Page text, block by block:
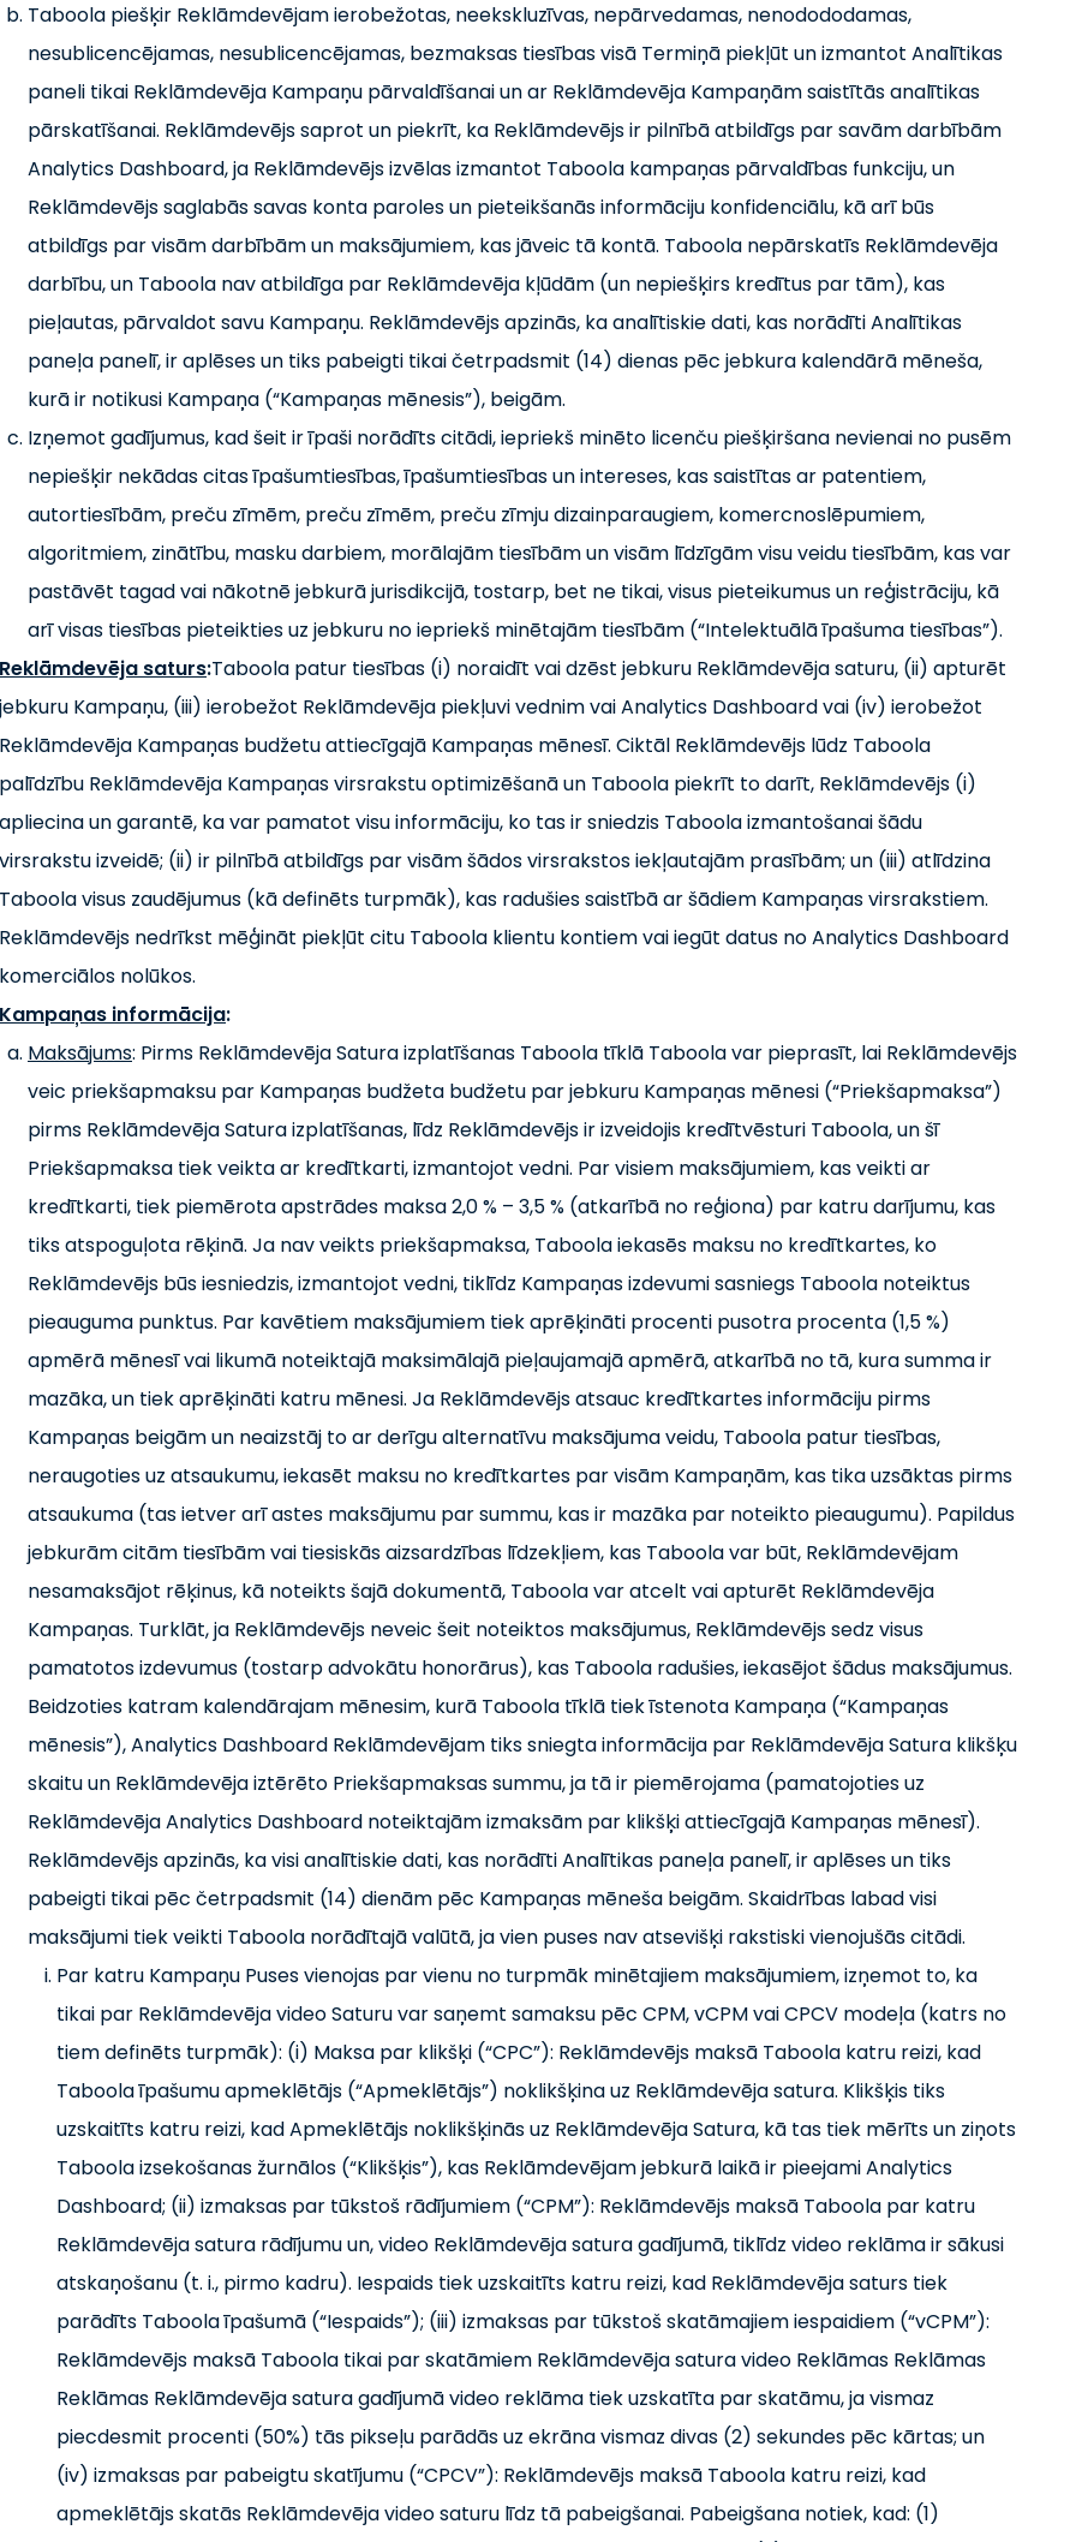
Taboola piešķir Reklāmdevējam ierobežotas, neekskluzīvas, nepārvedamas, nenodododamas,
nesublicencējamas, nesublicencējamas, bezmaksas tiesības visā Termiņā piekļūt un izmantot Analītikas
paneli tikai Reklāmdevēja Kampaņu pārvaldīšanai un ar Reklāmdevēja Kampaņām saistītās analītikas
pārskatīšanai. Reklāmdevējs saprot un piekrīt, ka Reklāmdevējs ir pilnībā atbildīgs par savām darbībām
Analytics Dashboard, ja Reklāmdevējs izvēlas izmantot Taboola kampaņas pārvaldības funkciju, un
Reklāmdevējs saglabās savas konta paroles un pieteikšanās informāciju konfidenciālu, kā arī būs
atbildīgs par visām darbībām un maksājumiem, kas jāveic tā kontā. Taboola nepārskatīs Reklāmdevēja
darbību, un Taboola nav atbildīga par Reklāmdevēja kļūdām (un nepiešķirs kredītus par tām), kas
pieļautas, pārvaldot savu Kampaņu. Reklāmdevējs apzinās, ka analītiskie dati, kas norādīti Analītikas
paneļa panelī, ir aplēses un tiks pabeigti tikai četrpadsmit (14) dienas pēc jebkura kalendārā mēneša,
kurā ir notikusi Kampaņa (“Kampaņas mēnesis”), beigām.
Izņemot gadījumus, kad šeit ir īpaši norādīts citādi, iepriekš minēto licenču piešķiršana nevienai no pusēm
nepiešķir nekādas citas īpašumtiesības, īpašumtiesības un intereses, kas saistītas ar patentiem,
autortiesībām, preču zīmēm, preču zīmēm, preču zīmju dizainparaugiem, komercnoslēpumiem,
algoritmiem, zinātību, masku darbiem, morālajām tiesībām un visām līdzīgām visu veidu tiesībām, kas var
pastāvēt tagad vai nākotnē jebkurā jurisdikcijā, tostarp, bet ne tikai, visus pieteikumus un reģistrāciju, kā
arī visas tiesības pieteikties uz jebkuru no iepriekš minētajām tiesībām (“Intelektuālā īpašuma tiesības”).
Reklāmdevēja saturs:Taboola patur tiesības (i) noraidīt vai dzēst jebkuru Reklāmdevēja saturu, (ii) apturēt
jebkuru Kampaņu, (iii) ierobežot Reklāmdevēja piekļuvi vednim vai Analytics Dashboard vai (iv) ierobežot
Reklāmdevēja Kampaņas budžetu attiecīgajā Kampaņas mēnesī. Ciktāl Reklāmdevējs lūdz Taboola
palīdzību Reklāmdevēja Kampaņas virsrakstu optimizēšanā un Taboola piekrīt to darīt, Reklāmdevējs (i)
apliecina un garantē, ka var pamatot visu informāciju, ko tas ir sniedzis Taboola izmantošanai šādu
virsrakstu izveidē; (ii) ir pilnībā atbildīgs par visām šādos virsrakstos iekļautajām prasībām; un (iii) atlīdzina
Taboola visus zaudējumus (kā definēts turpmāk), kas radušies saistībā ar šādiem Kampaņas virsrakstiem.
Reklāmdevējs nedrīkst mēģināt piekļūt citu Taboola klientu kontiem vai iegūt datus no Analytics Dashboard
komerciālos nolūkos.
Kampaņas informācija:
Maksājums: Pirms Reklāmdevēja Satura izplatīšanas Taboola tīklā Taboola var pieprasīt, lai Reklāmdevējs
veic priekšapmaksu par Kampaņas budžeta budžetu par jebkuru Kampaņas mēnesi (“Priekšapmaksa”)
pirms Reklāmdevēja Satura izplatīšanas, līdz Reklāmdevējs ir izveidojis kredītvēsturi Taboola, un šī
Priekšapmaksa tiek veikta ar kredītkarti, izmantojot vedni. Par visiem maksājumiem, kas veikti ar
kredītkarti, tiek piemērota apstrādes maksa 2,0 % – 3,5 % (atkarībā no reģiona) par katru darījumu, kas
tiks atspoguļota rēķinā. Ja nav veikts priekšapmaksa, Taboola iekasēs maksu no kredītkartes, ko
Reklāmdevējs būs iesniedzis, izmantojot vedni, tiklīdz Kampaņas izdevumi sasniegs Taboola noteiktus
pieauguma punktus. Par kavētiem maksājumiem tiek aprēķināti procenti pusotra procenta (1,5 %)
apmērā mēnesī vai likumā noteiktajā maksimālajā pieļaujamajā apmērā, atkarībā no tā, kura summa ir
mazāka, un tiek aprēķināti katru mēnesi. Ja Reklāmdevējs atsauc kredītkartes informāciju pirms
Kampaņas beigām un neaizstāj to ar derīgu alternatīvu maksājuma veidu, Taboola patur tiesības,
neraugoties uz atsaukumu, iekasēt maksu no kredītkartes par visām Kampaņām, kas tika uzsāktas pirms
atsaukuma (tas ietver arī astes maksājumu par summu, kas ir mazāka par noteikto pieaugumu). Papildus
jebkurām citām tiesībām vai tiesiskās aizsardzības līdzekļiem, kas Taboola var būt, Reklāmdevējam
nesamaksājot rēķinus, kā noteikts šajā dokumentā, Taboola var atcelt vai apturēt Reklāmdevēja
Kampaņas. Turklāt, ja Reklāmdevējs neveic šeit noteiktos maksājumus, Reklāmdevējs sedz visus
pamatotos izdevumus (tostarp advokātu honorārus), kas Taboola radušies, iekasējot šādus maksājumus.
Beidzoties katram kalendārajam mēnesim, kurā Taboola tīklā tiek īstenota Kampaņa (“Kampaņas
mēnesis”), Analytics Dashboard Reklāmdevējam tiks sniegta informācija par Reklāmdevēja Satura klikšķu
skaitu un Reklāmdevēja iztērēto Priekšapmaksas summu, ja tā ir piemērojama (pamatojoties uz
Reklāmdevēja Analytics Dashboard noteiktajām izmaksām par klikšķi attiecīgajā Kampaņas mēnesī).
Reklāmdevējs apzinās, ka visi analītiskie dati, kas norādīti Analītikas paneļa panelī, ir aplēses un tiks
pabeigti tikai pēc četrpadsmit (14) dienām pēc Kampaņas mēneša beigām. Skaidrības labad visi
maksājumi tiek veikti Taboola norādītajā valūtā, ja vien puses nav atsevišķi rakstiski vienojušās citādi.
Par katru Kampaņu Puses vienojas par vienu no turpmāk minētajiem maksājumiem, izņemot to, ka
tikai par Reklāmdevēja video Saturu var saņemt samaksu pēc CPM, vCPM vai CPCV modeļa (katrs no
tiem definēts turpmāk): (i) Maksa par klikšķi (“CPC”): Reklāmdevējs maksā Taboola katru reizi, kad
Taboola īpašumu apmeklētājs (“Apmeklētājs”) noklikšķina uz Reklāmdevēja satura. Klikšķis tiks
uzskaitīts katru reizi, kad Apmeklētājs noklikšķinās uz Reklāmdevēja Satura, kā tas tiek mērīts un ziņots
Taboola izsekošanas žurnālos (“Klikšķis”), kas Reklāmdevējam jebkurā laikā ir pieejami Analytics
Dashboard; (ii) izmaksas par tūkstoš rādījumiem (“CPM”): Reklāmdevējs maksā Taboola par katru
Reklāmdevēja satura rādījumu un, video Reklāmdevēja satura gadījumā, tiklīdz video reklāma ir sākusi
atskaņošanu (t. i., pirmo kadru). Iespaids tiek uzskaitīts katru reizi, kad Reklāmdevēja saturs tiek
parādīts Taboola īpašumā (“Iespaids”); (iii) izmaksas par tūkstoš skatāmajiem iespaidiem (“vCPM”):
Reklāmdevējs maksā Taboola tikai par skatāmiem Reklāmdevēja satura video Reklāmas Reklāmas
Reklāmas Reklāmdevēja satura gadījumā video reklāma tiek uzskatīta par skatāmu, ja vismaz
piecdesmit procenti (50%) tās pikseļu parādās uz ekrāna vismaz divas (2) sekundes pēc kārtas; un
(iv) izmaksas par pabeigtu skatījumu (“CPCV”): Reklāmdevējs maksā Taboola katru reizi, kad
apmeklētājs skatās Reklāmdevēja video saturu līdz tā pabeigšanai. Pabeigšana notiek, kad: (1)